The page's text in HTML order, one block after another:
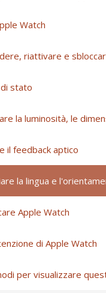
Watch
riattivare e
stato
la luminosità, le
il feedback aptico
la lingua e
Apple Watch
di Apple Watch
per visualizzare